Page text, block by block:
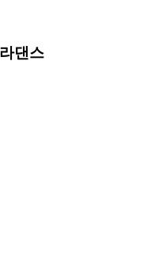
댄스